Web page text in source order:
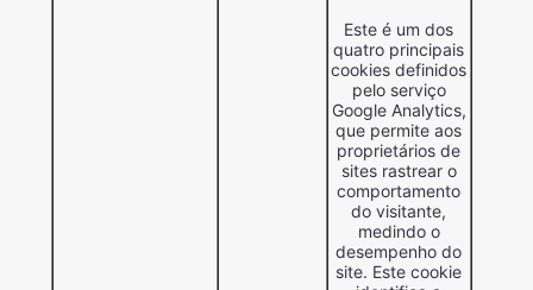
Este é um dos
quatro principais
cookies definidos
pelo serviço
Google Analytics,
que permite aos
proprietários de
sites rastrear o
comportamento
do visitante,
medindo o
desempenho do
site. Este cookie